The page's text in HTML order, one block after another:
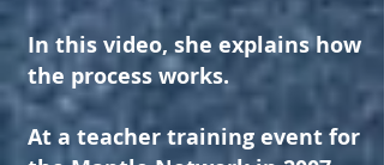
In this video, she explains how
the process works.
At a teacher training event for